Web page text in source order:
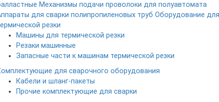
Механизмы подачи проволоки для полуавтомата
для сварки полипропиленовых труб Оборудование для
резки
Машины для термической резки
Резаки машинные
Запасные части к машинам термической резки
для сварочного оборудования
Кабели и шланг-пакеты
Прочие комплектующие для сварки